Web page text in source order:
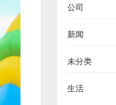
公司
新闻
未分类
生活